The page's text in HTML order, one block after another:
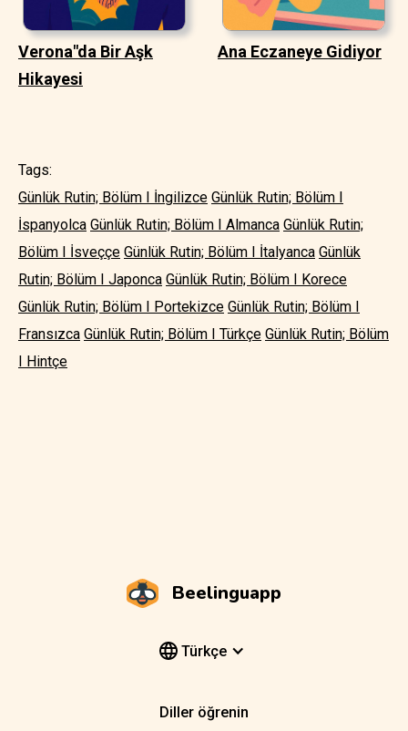
Verona"da Bir Aşk
Hikayesi
Ana Eczaneye Gidiyor
Tags:
Günlük Rutin; Bölüm I İngilizce Günlük Rutin; Bölüm I
İspanyolca Günlük Rutin; Bölüm I Almanca Günlük Rutin;
Bölüm I İsveççe Günlük Rutin; Bölüm I İtalyanca Günlük
Rutin; Bölüm I Japonca Günlük Rutin; Bölüm I Korece
Günlük Rutin; Bölüm I Portekizce Günlük Rutin; Bölüm I
Fransızca Günlük Rutin; Bölüm I Türkçe Günlük Rutin; Bölüm
I Hintçe
Beelinguapp
Türkçe
Diller öğrenin